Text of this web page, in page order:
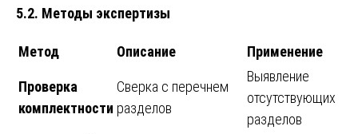
5.2. Методы экспертизы
Метод Описание Применение
Проверка
комплектности
Сверка с перечнем
разделов
Выявление
отсутствующих
разделов